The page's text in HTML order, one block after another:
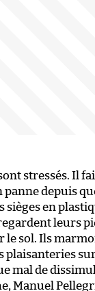
stressés. Il
depuis
sièges en
leurs
sol. Ils
plaisanteries
mal de
Manuel